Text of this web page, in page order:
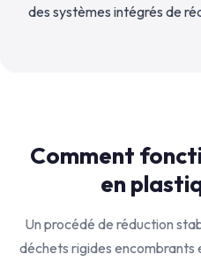
des systèmes intégrés de
Comment
en
Un procédé de réduction
déchets rigides encombrants